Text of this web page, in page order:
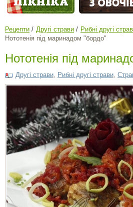
Рецепти Другі страви
Рибні другі
Нототенія під маринадом "бордо"
Нототенія під
Другі страви Рибні другі страви